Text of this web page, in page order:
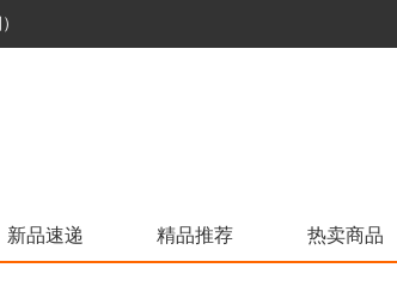
新品速递 精品推荐 热卖商品